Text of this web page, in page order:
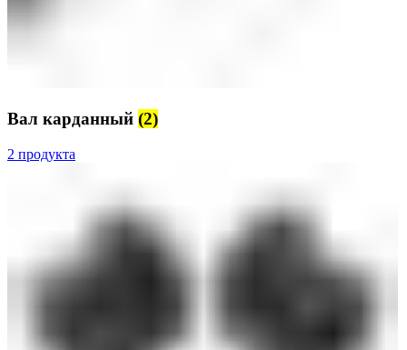
Вал карданный (2)
2 продукта